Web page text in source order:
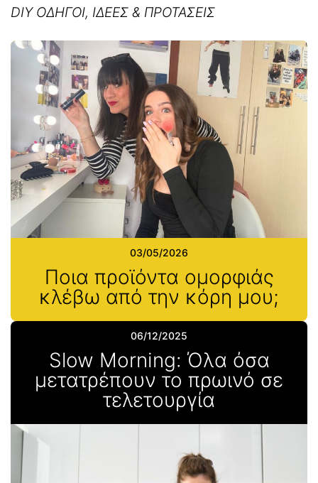
DIY ΟΔΗΓΟΙ, ΙΔΕΕΣ & ΠΡΟΤΑΣΕΙΣ
03/05/2026
Ποια προϊόντα ομορφιάς
κλέβω από την κόρη μου;
06/12/2025
Slow Morning: Όλα όσα
μετατρέπουν το πρωινό σε
τελετουργία